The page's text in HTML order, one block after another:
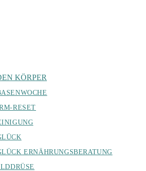
KÖRPER
RESET
ERNÄHRUNGSBERATUNG